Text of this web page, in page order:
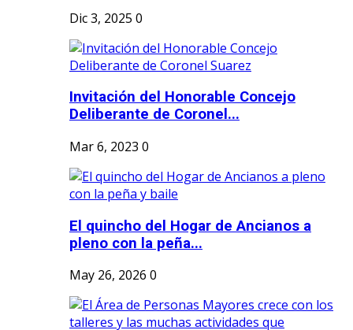
Dic 3, 2025 0
Invitación del Honorable Concejo
Deliberante de Coronel...
Mar 6, 2023 0
El quincho del Hogar de Ancianos a
pleno con la peña...
May 26, 2026 0